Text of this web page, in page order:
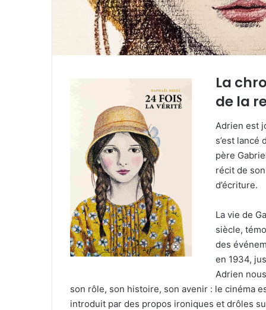
e
l
La
de la
Adrien est
s’est lancé
père
récit de
d’écriture.
La vie de
siècle,
des
en 1934,
Adrien
son rôle, son histoire, son avenir : le cinéma
introduit par des propos ironiques et drôles